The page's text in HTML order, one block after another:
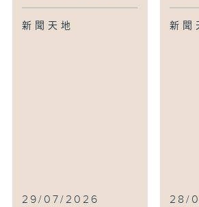
新聞天地
29/07/2026
新聞
28/